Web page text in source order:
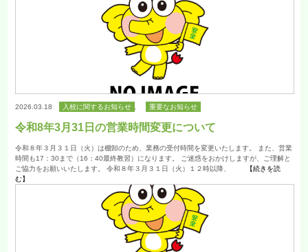
2026.03.18 入校に関するお知らせ 重要なお知らせ
令和8年3月31日の営業時間変更について
令和８年３月３１日（火）は棚卸のため、業務の受付時間を変更いたします。 また、営業
時間も17：30まで（16：40最終教習）になります。 ご迷惑をおかけしますが、ご理解と
ご協力をお願いいたします。 令和８年３月３１日（火）１２時以降、
【続きを読
む】